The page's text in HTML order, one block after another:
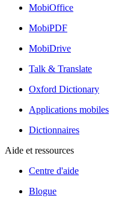
MobiOffice
MobiPDF
MobiDrive
Talk & Translate
Oxford Dictionary
Applications mobiles
Dictionnaires
Aide et ressources
Centre d'aide
Blogue